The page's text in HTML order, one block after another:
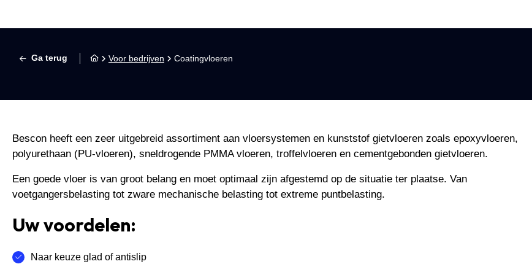
Ga terug Voor bedrijven Coatingvloeren
Bescon heeft een zeer uitgebreid assortiment aan vloersystemen en kunststof gietvloeren zoals epoxyvloeren,
polyurethaan (PU-vloeren), sneldrogende PMMA vloeren, troffelvloeren en cementgebonden gietvloeren.
Een goede vloer is van groot belang en moet optimaal zijn afgestemd op de situatie ter plaatse. Van
voetgangersbelasting tot zware mechanische belasting tot extreme puntbelasting.
Uw voordelen:
Naar keuze glad of antislip